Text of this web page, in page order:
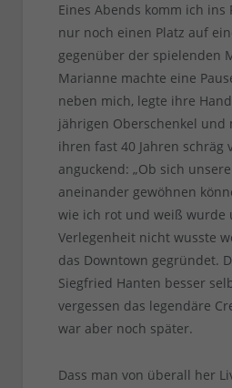
Eines Abends komm ich ins
nur noch einen Platz auf
gegenüber der spielenden
Marianne machte eine
neben mich, legte ihre
jährigen Oberschenkel und
ihren fast 40 Jahren schräg
anguckend: „Ob sich
aneinander gewöhnen
wie ich rot und weiß wurde
Verlegenheit nicht wusste
das Downtown gegründet.
Siegfried Hanten besser
vergessen das legendäre
war aber noch später.
Dass man von überall her